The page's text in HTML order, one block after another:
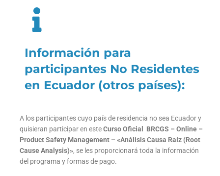
Información para
participantes No Residentes
en Ecuador (otros países):
A los participantes cuyo país de residencia no sea Ecuador y
quisieran participar en esteCurso Oficial BRCGS – Online –
Product Safety Management – «Análisis Causa Raíz (Root
Cause Analysis)», se les proporcionará toda la información
del programa y formas de pago.